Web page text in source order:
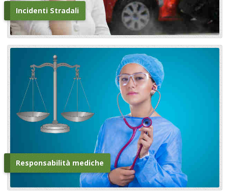
Incidenti Stradali
Responsabilità mediche